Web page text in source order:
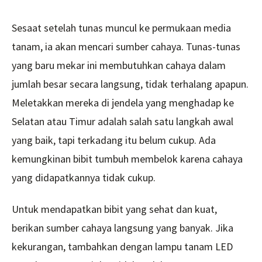
Sesaat setelah tunas muncul ke permukaan media
tanam, ia akan mencari sumber cahaya. Tunas-tunas
yang baru mekar ini membutuhkan cahaya dalam
jumlah besar secara langsung, tidak terhalang apapun.
Meletakkan mereka di jendela yang menghadap ke
Selatan atau Timur adalah salah satu langkah awal
yang baik, tapi terkadang itu belum cukup. Ada
kemungkinan bibit tumbuh membelok karena cahaya
yang didapatkannya tidak cukup.
Untuk mendapatkan bibit yang sehat dan kuat,
berikan sumber cahaya langsung yang banyak. Jika
kekurangan, tambahkan dengan lampu tanam LED